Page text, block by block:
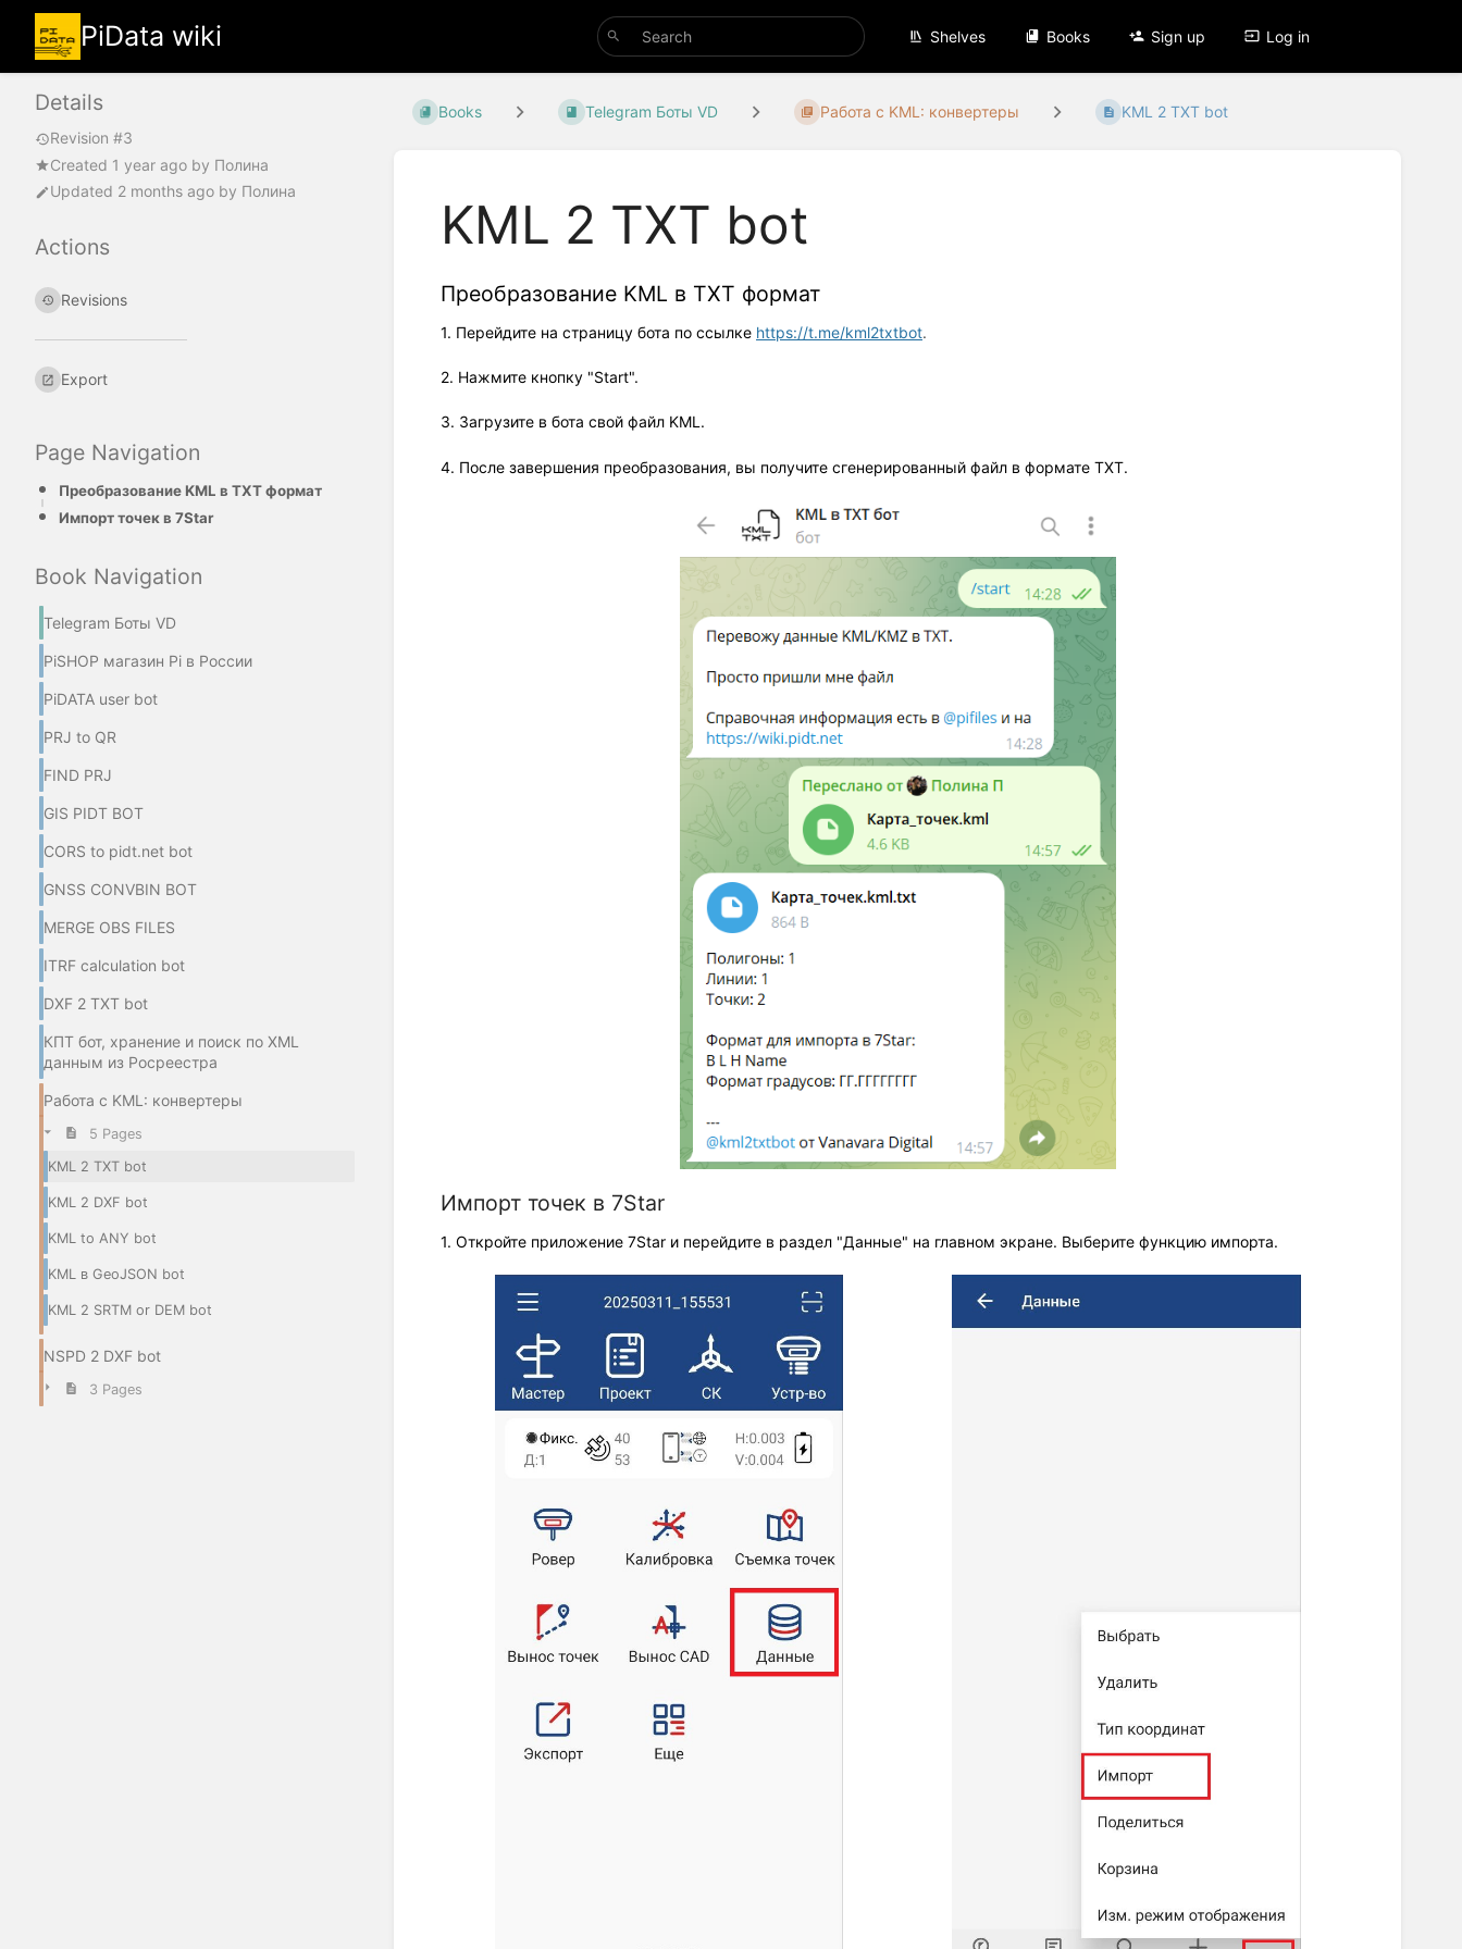
PiData wiki Shelves Books Sign up Log in
Details
Revision #3
Created 1 year ago by Полина
Updated 2 months ago by Полина
Actions
Revisions
Export
Page Navigation
Преобразование KML в TXT формат
Импорт точек в 7Star
Book Navigation
Telegram Боты VD
PiSHOP магазин Pi в России
PiDATA user bot
PRJ to QR
FIND PRJ
GIS PIDT BOT
CORS to pidt.net bot
GNSS CONVBIN BOT
MERGE OBS FILES
ITRF calculation bot
DXF 2 TXT bot
КПТ бот, хранение и поиск по XML
данным из Росреестра
Работа с KML: конвертеры
5 Pages
KML 2 TXT bot
KML 2 DXF bot
KML to ANY bot
KML в GeoJSON bot
KML 2 SRTM or DEM bot
NSPD 2 DXF bot
3 Pages
Books Telegram Боты VD Работа с KML: конвертеры KML 2 TXT bot
KML 2 TXT bot
Преобразование KML в TXT формат
1. Перейдите на страницу бота по ссылке https://t.me/kml2txtbot.
2. Нажмите кнопку "Start".
3. Загрузите в бота свой файл KML.
4. После завершения преобразования, вы получите сгенерированный файл в формате TXT.
Импорт точек в 7Star
1. Откройте приложение 7Star и перейдите в раздел "Данные" на главном экране. Выберите функцию импорта.